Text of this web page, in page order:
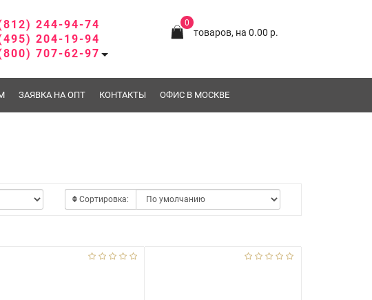
0
товаров, на 0.00 р.
244-94-74
204-19-94
707-62-97
ЗАЯВКА НА ОПТ КОНТАКТЫ ОФИС В МОСКВЕ
Сортировка: